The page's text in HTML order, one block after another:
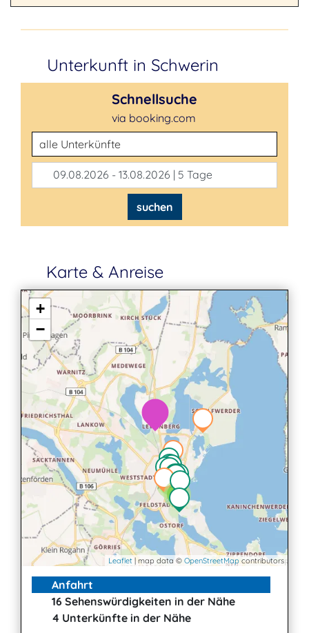
Unterkunft in Schwerin
Schnellsuche
via booking.com
Unterkunftsart
09.08.2026 - 13.08.2026 | 5 Tage
suchen
Karte & Anreise
2
2
+
−
Leaflet | map data © OpenStreetMap contributors
Anfahrt
16 Sehenswürdigkeiten in der Nähe
4 Unterkünfte in der Nähe